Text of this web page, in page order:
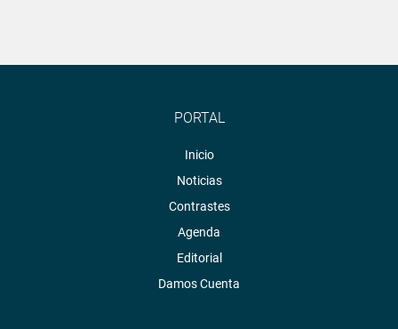
PORTAL
Inicio
Noticias
Contrastes
Agenda
Editorial
Damos Cuenta